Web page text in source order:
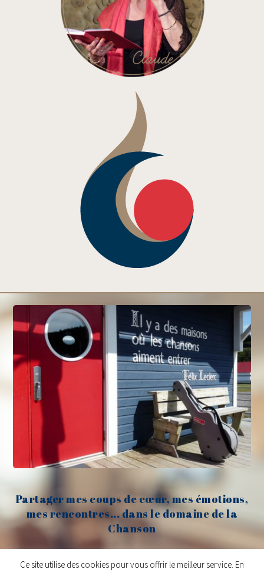
Partager mes coups de cœur, mes émotions,
mes rencontres... dans le domaine de la
Chanson
Claude Fèvre
Ce site utilise des cookies pour vous offrir le meilleur service. En